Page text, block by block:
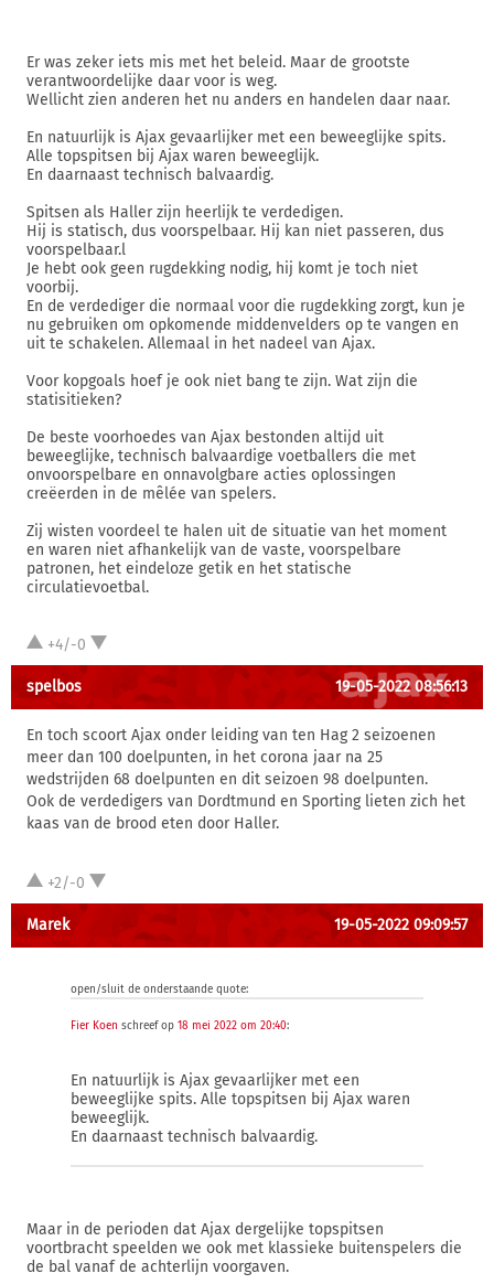
Er was zeker iets mis met het beleid. Maar de grootste
verantwoordelijke daar voor is weg.
Wellicht zien anderen het nu anders en handelen daar naar.
En natuurlijk is Ajax gevaarlijker met een beweeglijke spits.
Alle topspitsen bij Ajax waren beweeglijk.
En daarnaast technisch balvaardig.
Spitsen als Haller zijn heerlijk te verdedigen.
Hij is statisch, dus voorspelbaar. Hij kan niet passeren, dus
voorspelbaar.l
Je hebt ook geen rugdekking nodig, hij komt je toch niet
voorbij.
En de verdediger die normaal voor die rugdekking zorgt, kun je
nu gebruiken om opkomende middenvelders op te vangen en
uit te schakelen. Allemaal in het nadeel van Ajax.
Voor kopgoals hoef je ook niet bang te zijn. Wat zijn die
statisitieken?
De beste voorhoedes van Ajax bestonden altijd uit
beweeglijke, technisch balvaardige voetballers die met
onvoorspelbare en onnavolgbare acties oplossingen
creëerden in de mêlée van spelers.
Zij wisten voordeel te halen uit de situatie van het moment
en waren niet afhankelijk van de vaste, voorspelbare
patronen, het eindeloze getik en het statische
circulatievoetbal.
+4/-0
spelbos 19-05-2022 08:56:13
En toch scoort Ajax onder leiding van ten Hag 2 seizoenen
meer dan 100 doelpunten, in het corona jaar na 25
wedstrijden 68 doelpunten en dit seizoen 98 doelpunten.
Ook de verdedigers van Dordtmund en Sporting lieten zich het
kaas van de brood eten door Haller.
+2/-0
Marek 19-05-2022 09:09:57
open/sluit de onderstaande quote:
Fier Koen schreef op 18 mei 2022 om 20:40:
En natuurlijk is Ajax gevaarlijker met een
beweeglijke spits. Alle topspitsen bij Ajax waren
beweeglijk.
En daarnaast technisch balvaardig.
Maar in de perioden dat Ajax dergelijke topspitsen
voortbracht speelden we ook met klassieke buitenspelers die
de bal vanaf de achterlijn voorgaven.